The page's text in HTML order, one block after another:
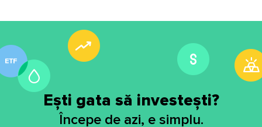
Ești gata să investești?
Începe de azi, e simplu.